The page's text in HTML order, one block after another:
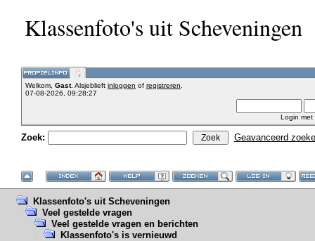
Klassenfoto's uit Scheveningen
Welkom, Gast. Alsjeblieft inloggen of registreren
07-08-2026, 09:28:27
Login met
Zoek: Geavanceerd
Klassenfoto's uit Scheveningen
Veel gestelde vragen
Veel gestelde vragen en berichten
Klassenfoto's is vernieuwd